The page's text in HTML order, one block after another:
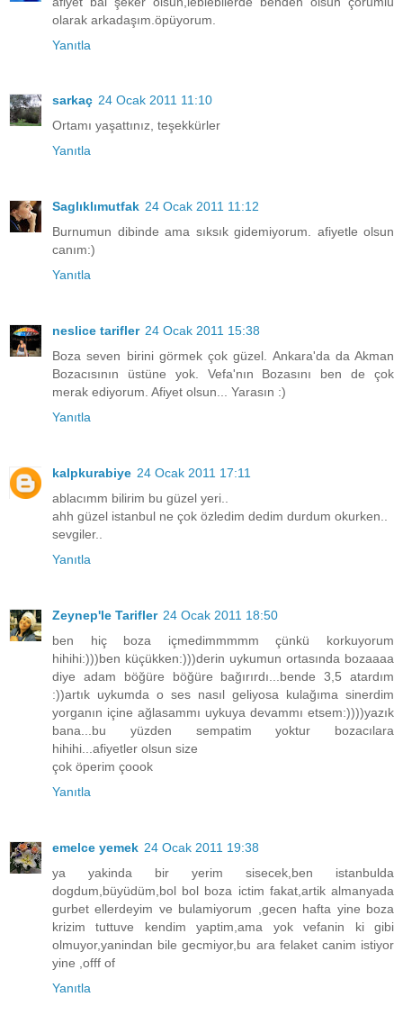
olarak arkadaşım.öpüyorum.
Yanıtla
sarkaç 24 Ocak 2011 11:10
Ortamı yaşattınız, teşekkürler
Yanıtla
Saglıklımutfak 24 Ocak 2011 11:12
Burnumun dibinde ama sıksık gidemiyorum. afiyetle olsun
canım:)
Yanıtla
neslice tarifler 24 Ocak 2011 15:38
Boza seven birini görmek çok güzel. Ankara'da da Akman
Bozacısının üstüne yok. Vefa'nın Bozasını ben de çok
merak ediyorum. Afiyet olsun... Yarasın :)
Yanıtla
kalpkurabiye 24 Ocak 2011 17:11
ablacımm bilirim bu güzel yeri..
ahh güzel istanbul ne çok özledim dedim durdum okurken..
sevgiler..
Yanıtla
Zeynep'le Tarifler 24 Ocak 2011 18:50
ben hiç boza içmedimmmmm çünkü korkuyorum
hihihi:)))ben küçükken:)))derin uykumun ortasında bozaaaa
diye adam böğüre böğüre bağırırdı...bende 3,5 atardım
:))artık uykumda o ses nasıl geliyosa kulağıma sinerdim
yorganın içine ağlasammı uykuya devammı etsem:))))yazık
bana...bu yüzden sempatim yoktur bozacılara
hihihi...afiyetler olsun size
çok öperim çoook
Yanıtla
emelce yemek 24 Ocak 2011 19:38
ya yakinda bir yerim sisecek,ben istanbulda
dogdum,büyüdüm,bol bol boza ictim fakat,artik almanyada
gurbet ellerdeyim ve bulamiyorum ,gecen hafta yine boza
krizim tuttuve kendim yaptim,ama yok vefanin ki gibi
olmuyor,yanindan bile gecmiyor,bu ara felaket canim istiyor
yine ,offf of
Yanıtla